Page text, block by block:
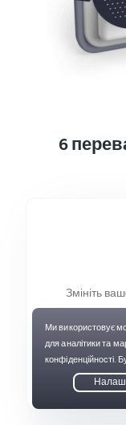
6
Змініть
Оберіть
серверів
країну,